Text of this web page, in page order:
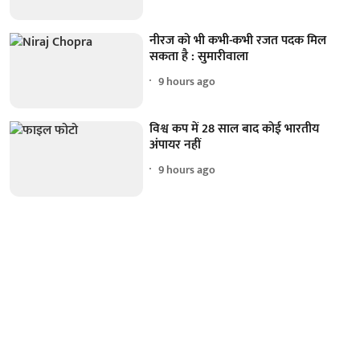
नीरज को भी कभी-कभी रजत पदक मिल
सकता है : सुमारीवाला
9 hours ago
विश्व कप में 28 साल बाद कोई भारतीय
अंपायर नहीं
9 hours ago